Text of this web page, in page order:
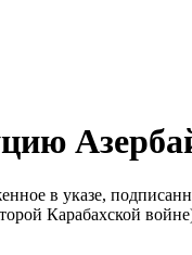
в указе,
Карабахской